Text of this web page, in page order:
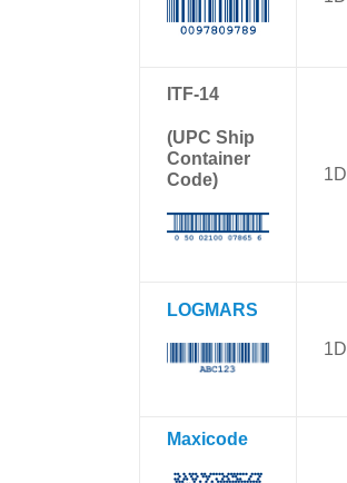
ITF-14
(UPC Ship
Container
Code)
1D
LOGMARS
1D
Maxicode